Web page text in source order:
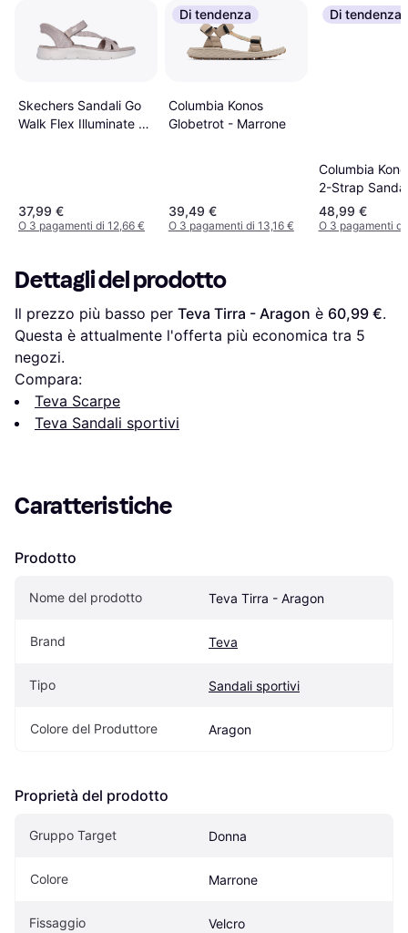
Skechers Sandali Go
Walk Flex Illuminate -
37,99 €
O 3 pagamenti di 12,66 €
Di tendenza
Columbia Konos
Globetrot - Marrone
39,49 €
O 3 pagamenti di 13,16 €
Di tendenza
Columbia
2-Strap
Sand/Marine
48,99 €
O 3 pagamenti
Dettagli del prodotto
Il prezzo più basso per Teva Tirra - Aragon è 60,99 €.
Questa è attualmente l'offerta più economica tra 5
negozi.
Compara:
Teva Scarpe
Teva Sandali sportivi
Caratteristiche
Prodotto
Nome del prodotto Teva Tirra - Aragon
Brand Teva
Tipo Sandali sportivi
Colore del Produttore Aragon
Proprietà del prodotto
Gruppo Target Donna
Colore Marrone
Fissaggio Velcro